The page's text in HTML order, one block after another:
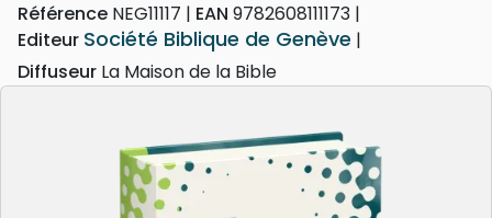
Référence NEG11117 EAN 9782608111173
Editeur Société Biblique de Genève
Diffuseur La Maison de la Bible